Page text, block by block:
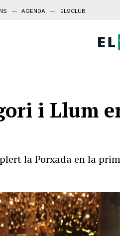
AGENDA EL9CLUB
i Llum
la Porxada en la